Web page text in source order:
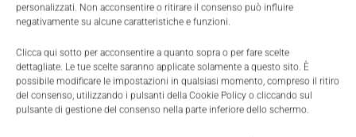
personalizzati. Non acconsentire o ritirare il consenso può influire
negativamente su alcune caratteristiche e funzioni.
Clicca qui sotto per acconsentire a quanto sopra o per fare scelte
dettagliate. Le tue scelte saranno applicate solamente a questo sito. È
possibile modificare le impostazioni in qualsiasi momento, compreso il ritiro
del consenso, utilizzando i pulsanti della Cookie Policy o cliccando sul
pulsante di gestione del consenso nella parte inferiore dello schermo.